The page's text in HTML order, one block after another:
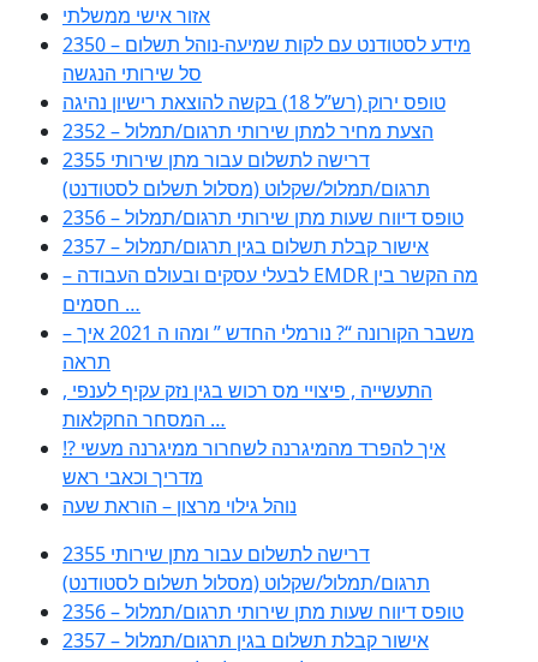
אזור אישי ממשלתי
2350 – מידע לסטודנט עם לקות שמיעה-נוהל תשלום
סל שירותי הנגשה
טופס ירוק (רש”ל 18) בקשה להוצאת רישיון נהיגה
2352 – הצעת מחיר למתן שירותי תרגום/תמלול
2355 דרישה לתשלום עבור מתן שירותי
תרגום/תמלול/שקלוט (מסלול תשלום לסטודנט)
2356 – טופס דיווח שעות מתן שירותי תרגום/תמלול
2357 – אישור קבלת תשלום בגין תרגום/תמלול
– לבעלי עסקים ובעולם העבודה EMDR מה הקשר בין
חסמים …
– משבר הקורונה “? נורמלי החדש ” ומהו ה 2021 איך
תראה
, התעשייה , פיצויי מס רכוש בגין נזק עקיף לענפי
המסחר החקלאות …
!? איך להפרד מהמיגרנה לשחרור ממיגרנה מעשי
מדריך וכאבי ראש
נוהל גילוי מרצון – הוראת שעה
2355 דרישה לתשלום עבור מתן שירותי
תרגום/תמלול/שקלוט (מסלול תשלום לסטודנט)
2356 – טופס דיווח שעות מתן שירותי תרגום/תמלול
2357 – אישור קבלת תשלום בגין תרגום/תמלול